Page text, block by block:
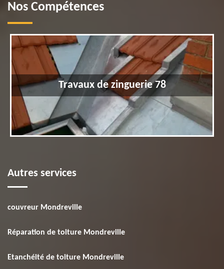
Nos Compétences
Travaux de zinguerie 78
Autres services
couvreur Mondreville
Réparation de toiture Mondreville
Etanchéité de toiture Mondreville